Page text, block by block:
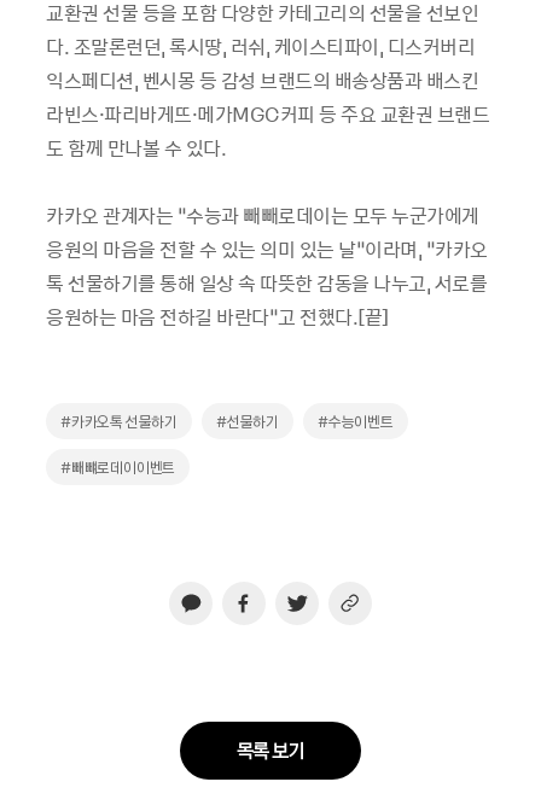
교환권 선물 등을 포함 다양한 카테고리의 선물을 선보인
다. 조말론런던, 록시땅, 러쉬, 케이스티파이, 디스커버리
익스페디션, 벤시몽 등 감성 브랜드의 배송상품과 배스킨
라빈스·파리바게뜨·메가MGC커피 등 주요 교환권 브랜드
도 함께 만나볼 수 있다.
카카오 관계자는 “수능과 빼빼로데이는 모두 누군가에게
응원의 마음을 전할 수 있는 의미 있는 날”이라며, “카카오
톡 선물하기를 통해 일상 속 따뜻한 감동을 나누고, 서로를
응원하는 마음 전하길 바란다”고 전했다.[끝]
#카카오톡 선물하기 #선물하기 #수능이벤트
#빼뺴로데이이벤트
목록 보기